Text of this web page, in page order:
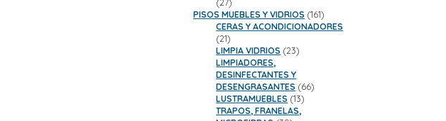
27
productos
PISOS MUEBLES Y VIDRIOS 161161
productos
CERAS Y ACONDICIONADORES
2121
productos
LIMPIA VIDRIOS 2323
LIMPIADORES,
DESINFECTANTES Y
DESENGRASANTES 6666
LUSTRAMUEBLES 1313
TRAPOS, FRANELAS,